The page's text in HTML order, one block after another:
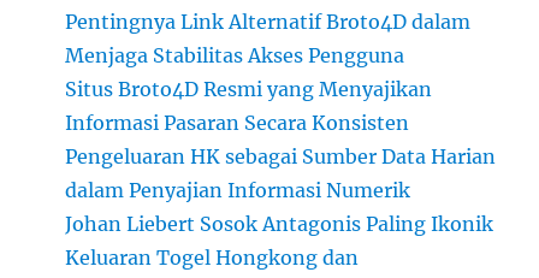
Pentingnya Link Alternatif Broto4D dalam
Menjaga Stabilitas Akses Pengguna
Situs Broto4D Resmi yang Menyajikan
Informasi Pasaran Secara Konsisten
Pengeluaran HK sebagai Sumber Data Harian
dalam Penyajian Informasi Numerik
Johan Liebert Sosok Antagonis Paling Ikonik
Keluaran Togel Hongkong dan